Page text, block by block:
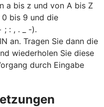
a bis z und von A bis Z
bis 9 und die
; : , . _ -).
an. Tragen Sie dann die
wiederholen Sie diese
durch Eingabe